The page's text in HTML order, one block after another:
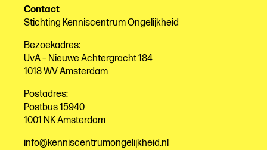
Contact
Stichting Kenniscentrum Ongelijkheid
Bezoekadres:
UvA – Nieuwe Achtergracht 184
1018 WV Amsterdam
Postadres:
Postbus 15940
1001 NK Amsterdam
info@kenniscentrumongelijkheid.nl